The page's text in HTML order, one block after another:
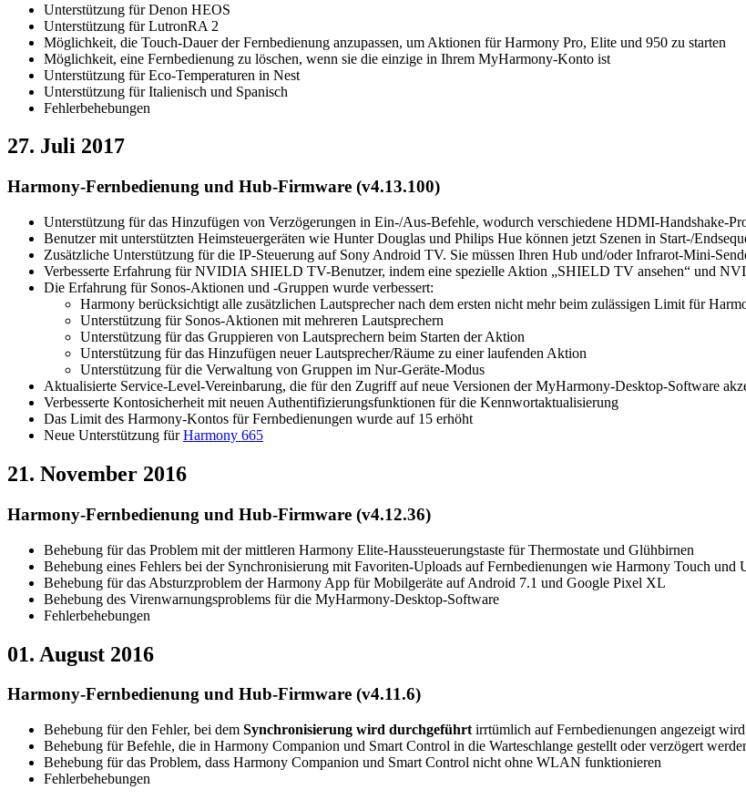
Unterstützung für Denon HEOS
Unterstützung für LutronRA 2
Möglichkeit, die Touch-Dauer der Fernbedienung anzupassen, um Aktionen für Harmony Pro, Elite und 950 zu starten
Möglichkeit, eine Fernbedienung zu löschen, wenn sie die einzige in Ihrem MyHarmony-Konto ist
Unterstützung für Eco-Temperaturen in Nest
Unterstützung für Italienisch und Spanisch
Fehlerbehebungen
27. Juli 2017
Harmony-Fernbedienung und Hub-Firmware (v4.13.100)
Unterstützung für das Hinzufügen von Verzögerungen in Ein-/Aus-Befehle, wodurch verschiedene HDMI-Handshake-
Benutzer mit unterstützten Heimsteuergeräten wie Hunter Douglas und Philips Hue können jetzt Szenen in Start-/
Zusätzliche Unterstützung für die IP-Steuerung auf Sony Android TV. Sie müssen Ihren Hub und/oder Infrarot-Mini-
Verbesserte Erfahrung für NVIDIA SHIELD TV-Benutzer, indem eine spezielle Aktion „SHIELD TV ansehen“ und
Die Erfahrung für Sonos-Aktionen und -Gruppen wurde verbessert:
Harmony berücksichtigt alle zusätzlichen Lautsprecher nach dem ersten nicht mehr beim zulässigen Limit für
Unterstützung für Sonos-Aktionen mit mehreren Lautsprechern
Unterstützung für das Gruppieren von Lautsprechern beim Starten der Aktion
Unterstützung für das Hinzufügen neuer Lautsprecher/Räume zu einer laufenden Aktion
Unterstützung für die Verwaltung von Gruppen im Nur-Geräte-Modus
Aktualisierte Service-Level-Vereinbarung, die für den Zugriff auf neue Versionen der MyHarmony-Desktop-Software
Verbesserte Kontosicherheit mit neuen Authentifizierungsfunktionen für die Kennwortaktualisierung
Das Limit des Harmony-Kontos für Fernbedienungen wurde auf 15 erhöht
Neue Unterstützung fürHarmony 665
21. November 2016
Harmony-Fernbedienung und Hub-Firmware (v4.12.36)
Behebung für das Problem mit der mittleren Harmony Elite-Haussteuerungstaste für Thermostate und Glühbirnen
Behebung eines Fehlers bei der Synchronisierung mit Favoriten-Uploads auf Fernbedienungen wie Harmony Touch und
Behebung für das Absturzproblem der Harmony App für Mobilgeräte auf Android 7.1 und Google Pixel XL
Behebung des Virenwarnungsproblems für die MyHarmony-Desktop-Software
Fehlerbehebungen
01. August 2016
Harmony-Fernbedienung und Hub-Firmware (v4.11.6)
Behebung für den Fehler, bei dem Synchronisierung wird durchgeführt irrtümlich auf Fernbedienungen angezeigt wird
Behebung für Befehle, die in Harmony Companion und Smart Control in die Warteschlange gestellt oder verzögert
Behebung für das Problem, dass Harmony Companion und Smart Control nicht ohne WLAN funktionieren
Fehlerbehebungen